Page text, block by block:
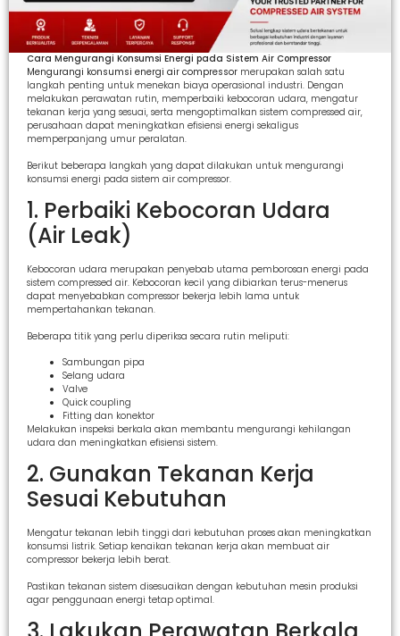
Cara Mengurangi Konsumsi Energi pada Sistem Air Compressor
Mengurangi konsumsi energi air compressor merupakan salah satu
langkah penting untuk menekan biaya operasional industri. Dengan
melakukan perawatan rutin, memperbaiki kebocoran udara, mengatur
tekanan kerja yang sesuai, serta mengoptimalkan sistem compressed air,
perusahaan dapat meningkatkan efisiensi energi sekaligus
memperpanjang umur peralatan.
Berikut beberapa langkah yang dapat dilakukan untuk mengurangi
konsumsi energi pada sistem air compressor.
1. Perbaiki Kebocoran Udara
(Air Leak)
Kebocoran udara merupakan penyebab utama pemborosan energi pada
sistem compressed air. Kebocoran kecil yang dibiarkan terus-menerus
dapat menyebabkan compressor bekerja lebih lama untuk
mempertahankan tekanan.
Beberapa titik yang perlu diperiksa secara rutin meliputi:
Sambungan pipa
Selang udara
Valve
Quick coupling
Fitting dan konektor
Melakukan inspeksi berkala akan membantu mengurangi kehilangan
udara dan meningkatkan efisiensi sistem.
2. Gunakan Tekanan Kerja
Sesuai Kebutuhan
Mengatur tekanan lebih tinggi dari kebutuhan proses akan meningkatkan
konsumsi listrik. Setiap kenaikan tekanan kerja akan membuat air
compressor bekerja lebih berat.
Pastikan tekanan sistem disesuaikan dengan kebutuhan mesin produksi
agar penggunaan energi tetap optimal.